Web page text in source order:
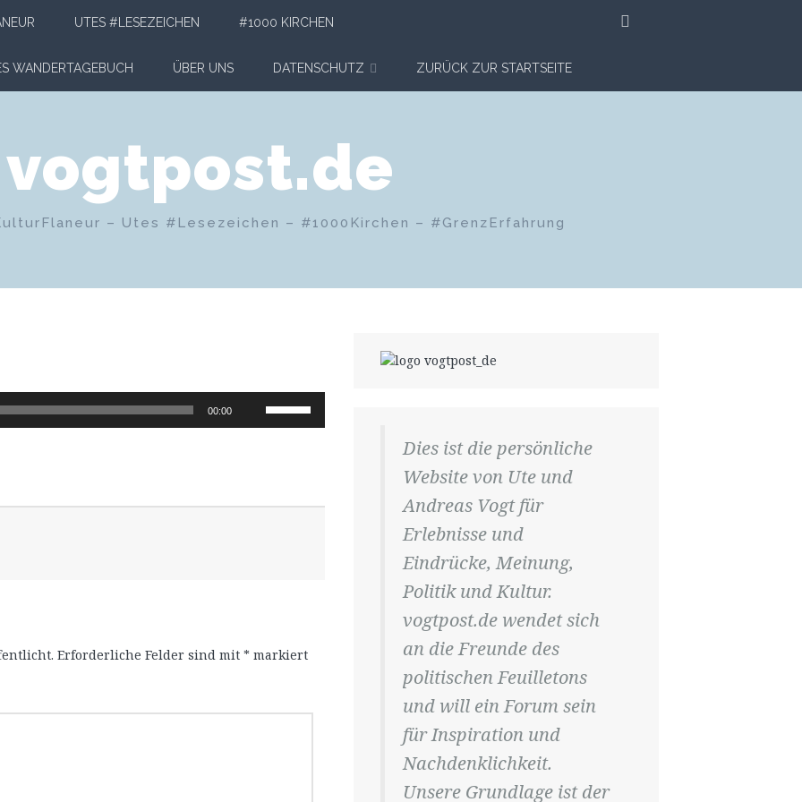
UTES #LESEZEICHEN #1000 KIRCHEN
WANDERTAGEBUCH ÜBER UNS DATENSCHUTZ ZURÜCK ZUR STARTSEITE
vogtpost.de
– Utes #Lesezeichen – #1000Kirchen – #GrenzErfahrung
00:00
Pfeiltasten
Hoch/Runter
Erforderliche Felder sind mit * markiert
Dies ist die persönliche
Website von Ute und
Andreas Vogt für
Erlebnisse und
Eindrücke, Meinung,
Politik und Kultur.
vogtpost.de wendet sich
an die Freunde des
politischen Feuilletons
und will ein Forum sein
für Inspiration und
Nachdenklichkeit.
Unsere Grundlage ist der